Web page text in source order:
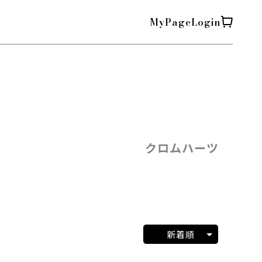
MyPageLogin
クロムハーツ
新着順